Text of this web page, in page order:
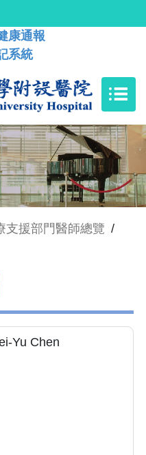
康通報
系統
支援部門醫師總覽 /